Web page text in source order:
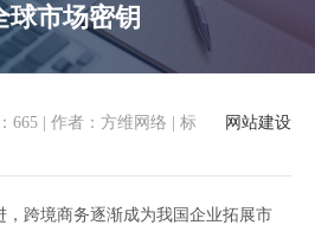
球市场密钥
网站建设
665 作者：方维网络
标
，跨境商务逐渐成为我国企业拓展市